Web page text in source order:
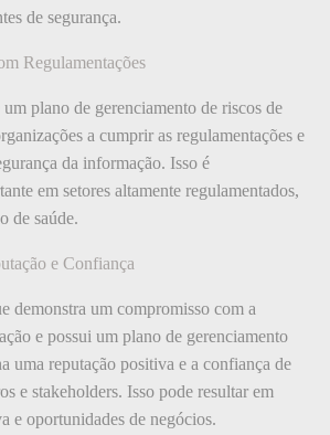
de segurança.
Regulamentações
plano de gerenciamento de riscos de
a cumprir as regulamentações e
da informação. Isso é
em setores altamente regulamentados,
de saúde.
e Confiança
demonstra um compromisso com a
e possui um plano de gerenciamento
uma reputação positiva e a confiança de
e stakeholders. Isso pode resultar em
e oportunidades de negócios.